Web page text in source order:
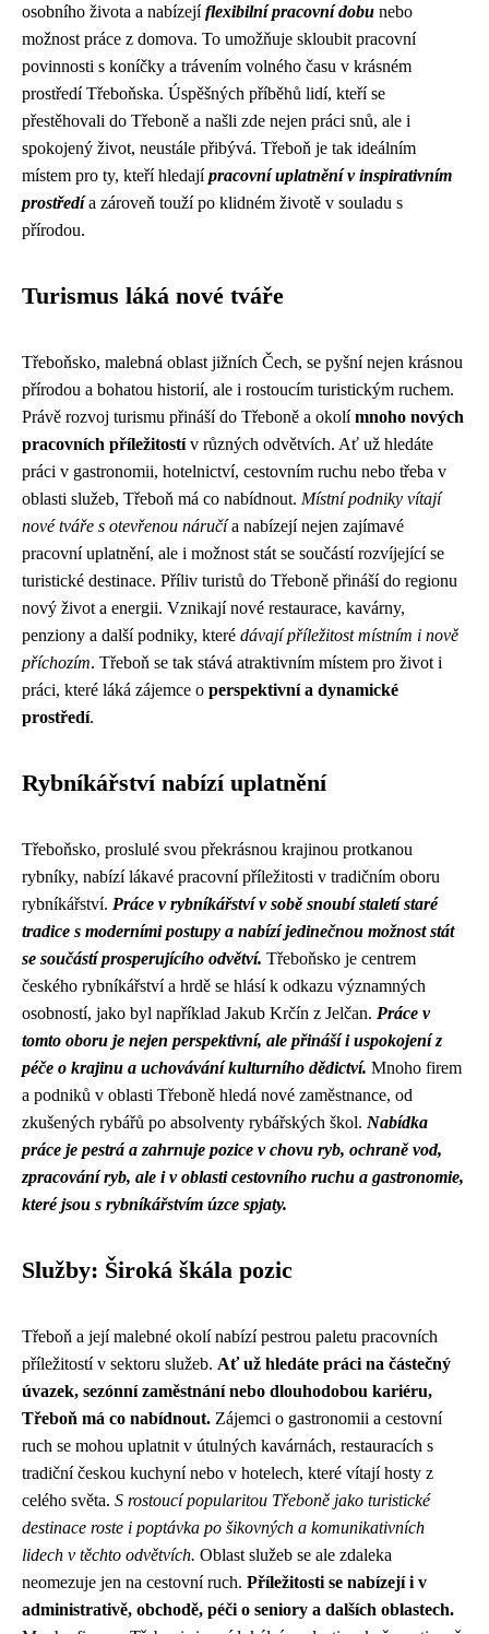
osobního života a nabízejíflexibilní pracovní dobu nebo
možnost práce z domova. To umožňuje skloubit pracovní
povinnosti s koníčky a trávením volného času v krásném
prostředí Třeboňska. Úspěšných příběhů lidí, kteří se
přestěhovali do Třeboně a našli zde nejen práci snů, ale i
spokojený život, neustále přibývá. Třeboň je tak ideálním
místem pro ty, kteří hledajípracovní uplatnění v inspirativním
prostředía zároveň touží po klidném životě v souladu s
přírodou.
Turismus láká nové tváře
Třeboňsko, malebná oblast jižních Čech, se pyšní nejen krásnou
přírodou a bohatou historií, ale i rostoucím turistickým ruchem.
Právě rozvoj turismu přináší do Třeboně a okolímnoho nových
pracovních příležitostív různých odvětvích. Ať už hledáte
práci v gastronomii, hotelnictví, cestovním ruchu nebo třeba v
oblasti služeb, Třeboň má co nabídnout. Místní podniky vítají
nové tváře s otevřenou náručía nabízejí nejen zajímavé
pracovní uplatnění, ale i možnost stát se součástí rozvíjející se
turistické destinace. Příliv turistů do Třeboně přináší do regionu
nový život a energii. Vznikají nové restaurace, kavárny,
penziony a další podniky, které dávají příležitost místním i nově
příchozím. Třeboň se tak stává atraktivním místem pro život i
práci, které láká zájemce o perspektivní a dynamické
prostředí.
Rybníkářství nabízí uplatnění
Třeboňsko, proslulé svou překrásnou krajinou protkanou
rybníky, nabízí lákavé pracovní příležitosti v tradičním oboru
rybníkářství. Práce v rybníkářství v sobě snoubí staletí staré
tradice s moderními postupy a nabízí jedinečnou možnost stát
se součástí prosperujícího odvětví. Třeboňsko je centrem
českého rybníkářství a hrdě se hlásí k odkazu významných
osobností, jako byl například Jakub Krčín z Jelčan. Práce v
tomto oboru je nejen perspektivní, ale přináší i uspokojení z
péče o krajinu a uchovávání kulturního dědictví. Mnoho firem
a podniků v oblasti Třeboně hledá nové zaměstnance, od
zkušených rybářů po absolventy rybářských škol. Nabídka
práce je pestrá a zahrnuje pozice v chovu ryb, ochraně vod,
zpracování ryb, ale i v oblasti cestovního ruchu a gastronomie,
které jsou s rybníkářstvím úzce spjaty.
Služby: Široká škála pozic
Třeboň a její malebné okolí nabízí pestrou paletu pracovních
příležitostí v sektoru služeb. Ať už hledáte práci na částečný
úvazek, sezónní zaměstnání nebo dlouhodobou kariéru,
Třeboň má co nabídnout. Zájemci o gastronomii a cestovní
ruch se mohou uplatnit v útulných kavárnách, restauracích s
tradiční českou kuchyní nebo v hotelech, které vítají hosty z
celého světa. S rostoucí popularitou Třeboně jako turistické
destinace roste i poptávka po šikovných a komunikativních
lidech v těchto odvětvích. Oblast služeb se ale zdaleka
neomezuje jen na cestovní ruch. Příležitosti se nabízejí i v
administrativě, obchodě, péči o seniory a dalších oblastech.